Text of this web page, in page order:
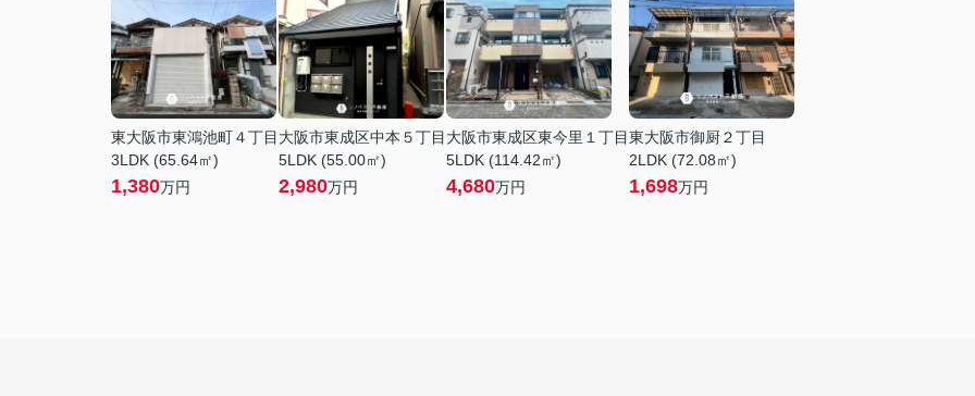
東大阪市東鴻池町４丁目
3LDK (65.64㎡)
1,380万円
大阪市東成区中本５丁目
5LDK (55.00㎡)
2,980万円
大阪市東成区東今里１丁目
5LDK (114.42㎡)
4,680万円
東大阪市御厨２丁目
2LDK (72.08㎡)
1,698万円